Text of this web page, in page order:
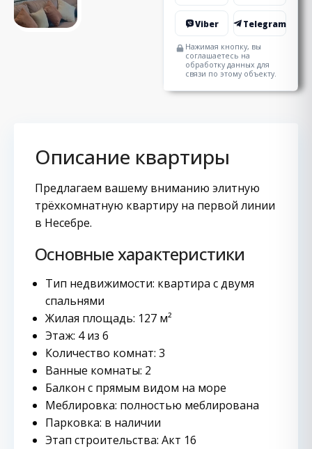
Viber Telegram
Нажимая кнопку, вы
соглашаетесь на
обработку данных для
связи по этому объекту.
Описание квартиры
Предлагаем вашему вниманию элитную
трёхкомнатную квартиру на первой линии
в Несебре.
Основные характеристики
Тип недвижимости: квартира с двумя
спальнями
Жилая площадь: 127 м²
Этаж: 4 из 6
Количество комнат: 3
Ванные комнаты: 2
Балкон с прямым видом на море
Меблировка: полностью меблирована
Парковка: в наличии
Этап строительства: Акт 16